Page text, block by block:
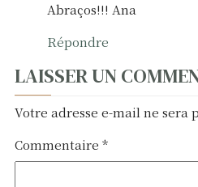
n
d
e
l
Abraços!!! Ana
Répondre
LAISSER UN
Votre adresse e-mail ne sera
Commentaire *